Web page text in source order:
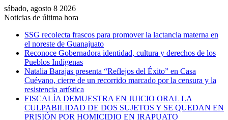
sábado, agosto 8 2026
Noticias de última hora
SSG recolecta frascos para promover la lactancia materna en
el noreste de Guanajuato
Reconoce Gobernadora identidad, cultura y derechos de los
Pueblos Indígenas
Natalia Barajas presenta “Reflejos del Éxito” en Casa
Cuévano, cierre de un recorrido marcado por la censura y la
resistencia artística
FISCALÍA DEMUESTRA EN JUICIO ORAL LA
CULPABILIDAD DE DOS SUJETOS Y SE QUEDAN EN
PRISIÓN POR HOMICIDIO EN IRAPUATO